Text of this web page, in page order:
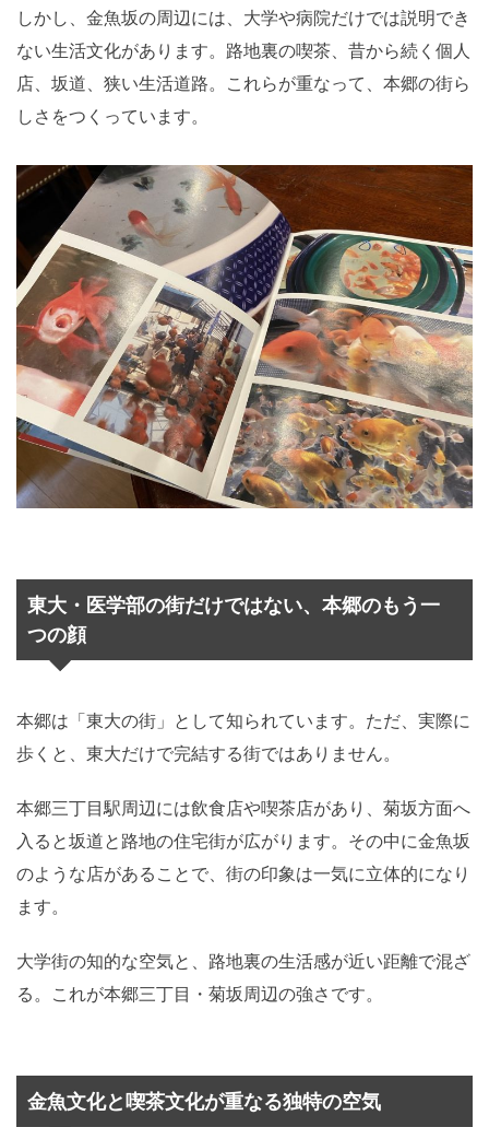
しかし、金魚坂の周辺には、大学や病院だけでは説明でき
ない生活文化があります。路地裏の喫茶、昔から続く個人
店、坂道、狭い生活道路。これらが重なって、本郷の街ら
しさをつくっています。
東大・医学部の街だけではない、本郷のもう一
つの顔
本郷は「東大の街」として知られています。ただ、実際に
歩くと、東大だけで完結する街ではありません。
本郷三丁目駅周辺には飲食店や喫茶店があり、菊坂方面へ
入ると坂道と路地の住宅街が広がります。その中に金魚坂
のような店があることで、街の印象は一気に立体的になり
ます。
大学街の知的な空気と、路地裏の生活感が近い距離で混ざ
る。これが本郷三丁目・菊坂周辺の強さです。
金魚文化と喫茶文化が重なる独特の空気